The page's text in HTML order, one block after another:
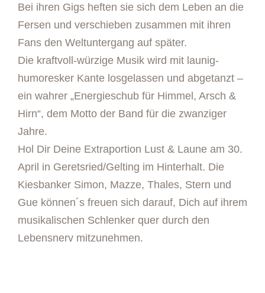
Bei ihren Gigs heften sie sich dem Leben an die
Fersen und verschieben zusammen mit ihren
Fans den Weltuntergang auf später.
Die kraftvoll-würzige Musik wird mit launig-
humoresker Kante losgelassen und abgetanzt –
ein wahrer „Energieschub für Himmel, Arsch &
Hirn“, dem Motto der Band für die zwanziger
Jahre.
Hol Dir Deine Extraportion Lust & Laune am 30.
April in Geretsried/Gelting im Hinterhalt. Die
Kiesbanker Simon, Mazze, Thales, Stern und
Gue können´s freuen sich darauf, Dich auf ihrem
musikalischen Schlenker quer durch den
Lebensnerv mitzunehmen.